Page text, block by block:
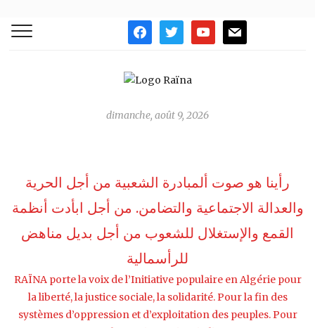
facebooktwitter youtubemail
dimanche, août 9, 2026
رأينا هو صوت ألمبادرة الشعبية من أجل الحرية
والعدالة الاجتماعية والتضامن. من أجل ابأدت أنظمة
القمع واﻹستغلال للشعوب من أجل بديل مناهض
للرأسمالية
RAÏNA porte la voix de l’Initiative populaire en Algérie pour
la liberté, la justice sociale, la solidarité. Pour la fin des
systèmes d’oppression et d’exploitation des peuples. Pour